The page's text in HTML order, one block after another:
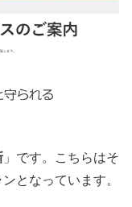
」です。こちらはそ
となっています。